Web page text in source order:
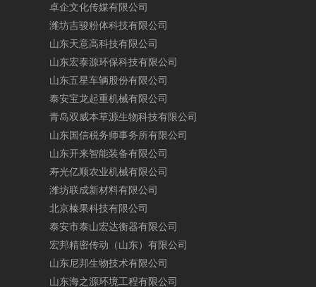
卓企文化传媒有限公司
潍坊吉骏粉体科技有限公司
山东天意高科技有限公司
山东宏泰源环保科技有限公司
山东五星车辆股份有限公司
泰安宝龙起重机械有限公司
青岛双 威本草源生物科技有限公司
山东国信税务师事务所有限公司
山东开来智能装备有限公司
寿光亿顺农业机械有限公司
潍坊联成新材料有限公司
北京榛果科技有限公司
泰安市泰山宏达衡器有限公司
宏邦精密传动 （山东） 有限公司
山东尼邦生物技术有限公司
山东海之源环境工程有限公司